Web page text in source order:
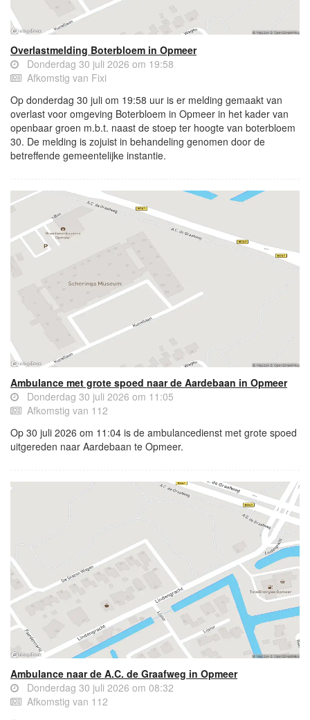
Overlastmelding Boterbloem in Opmeer
Donderdag 30 juli 2026 om 19:58
Afkomstig van Fixi
Op donderdag 30 juli om 19:58 uur is er melding gemaakt van
overlast voor omgeving Boterbloem in Opmeer in het kader van
openbaar groen m.b.t. naast de stoep ter hoogte van boterbloem
30. De melding is zojuist in behandeling genomen door de
betreffende gemeentelijke instantie.
Ambulance met grote spoed naar de Aardebaan in Opmeer
Donderdag 30 juli 2026 om 11:05
Afkomstig van 112
Op 30 juli 2026 om 11:04 is de ambulancedienst met grote spoed
uitgereden naar Aardebaan te Opmeer.
Ambulance naar de A.C. de Graafweg in Opmeer
Donderdag 30 juli 2026 om 08:32
Afkomstig van 112